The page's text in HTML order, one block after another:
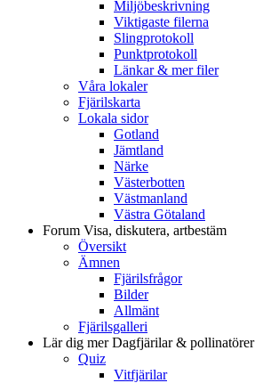
Miljöbeskrivning
Viktigaste filerna
Slingprotokoll
Punktprotokoll
Länkar & mer filer
Våra lokaler
Fjärilskarta
Lokala sidor
Gotland
Jämtland
Närke
Västerbotten
Västmanland
Västra Götaland
Forum Visa, diskutera, artbestäm
Översikt
Ämnen
Fjärilsfrågor
Bilder
Allmänt
Fjärilsgalleri
Lär dig merDagfjärilar & pollinatörer
Quiz
Vitfjärilar